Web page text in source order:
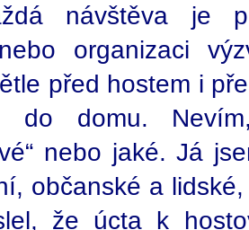
návštěva je
organizaci
před hostem i
do domu.
nebo jaké. Já
občanské a
že úcta k